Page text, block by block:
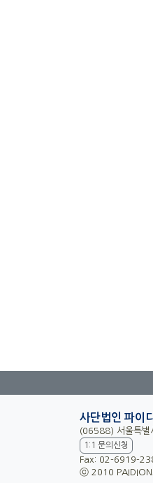
사단법인 파이
(06588) 서울특별
1:1 문의신청
Fax: 02-6919-
ⓒ 2010